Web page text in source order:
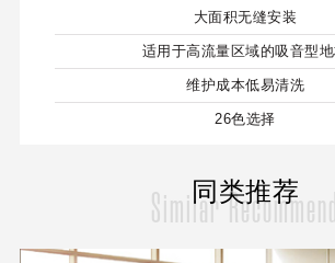
大面积无缝安装
适用于高流量区域的吸音型
维护成本低易清洗
26色选择
Similar Recommend
同类推荐